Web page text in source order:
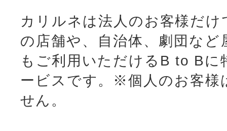
カリルネは法人のお客様だ
の店舗や、自治体、劇団な
もご利用いただけるB to Bに
ービスです。
※個人のお客様
せん。